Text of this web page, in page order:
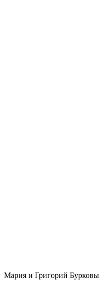
Мария и Григорий Бурковы